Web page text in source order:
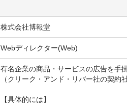
株式会社博報堂
Webディレクター(Web)
有名企業の商品・サービスの広告を手
（クリーク・アンド・リバー社の契約
【具体的には】